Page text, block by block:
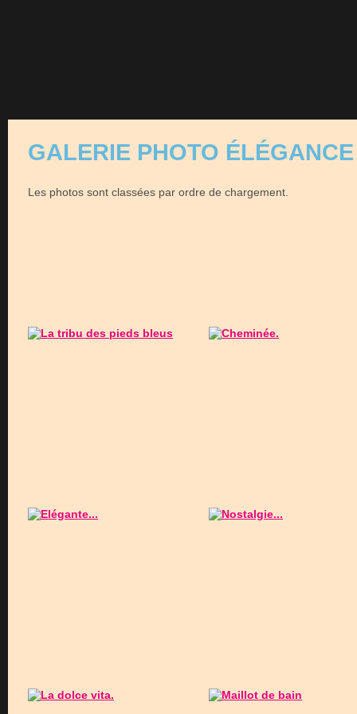
GALERIE PHOTO
Les photos sont classées par ordre de chargement.